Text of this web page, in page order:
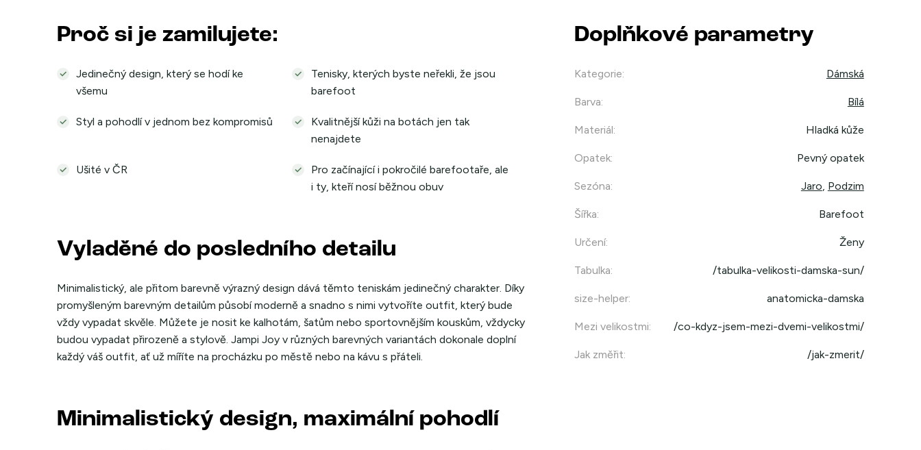
Proč si je zamilujete:
Jedinečný design, který se hodí ke
všemu
Tenisky, kterých byste neřekli, že jsou
barefoot
Styl a pohodlí v jednom bez kompromisů
Kvalitnější kůži na botách jen tak
nenajdete
Ušité v ČR
Pro začínající i pokročilé barefootaře, ale
i ty, kteří nosí běžnou obuv
Vyladěné do posledního detailu
Minimalistický, ale přitom barevně výrazný design dává těmto teniskám jedinečný charakter. Díky
promyšleným barevným detailům působí moderně a snadno s nimi vytvoříte outfit, který bude
vždy vypadat skvěle. Můžete je nosit ke kalhotám, šatům nebo sportovnějším kouskům, vždycky
budou vypadat přirozeně a stylově. Jampi Joy v různých barevných variantách dokonale doplní
každý váš outfit, ať už míříte na procházku po městě nebo na kávu s přáteli.
Minimalistický design, maximální pohodlí
Doplňkové parametry
Kategorie: Dámská
Barva: Bílá
Materiál: Hladká kůže
Opatek: Pevný opatek
Sezóna: Jaro Podzim
Šířka: Barefoot
Určení: Ženy
Tabulka: /tabulka-velikosti-damska-sun/
size-helper: anatomicka-damska
Mezi velikostmi: /co-kdyz-jsem-mezi-dvemi-velikostmi/
Jak změřit: /jak-zmerit/